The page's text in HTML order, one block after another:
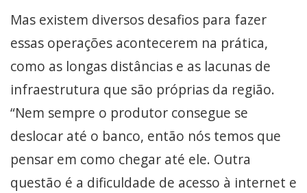
Mas existem diversos desafios para fazer
essas operações acontecerem na prática,
como as longas distâncias e as lacunas de
infraestrutura que são próprias da região.
“Nem sempre o produtor consegue se
deslocar até o banco, então nós temos que
pensar em como chegar até ele. Outra
questão é a dificuldade de acesso à internet e